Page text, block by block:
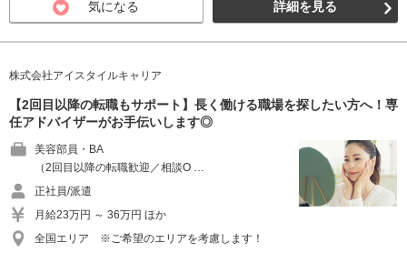
気になる 詳細を見る
株式会社アイスタイルキャリア
【2回目以降の転職もサポート】長く働ける職場を探したい方へ！専
任アドバイザーがお手伝いします◎
美容部員・BA
（2回目以降の転職歓迎／相談O …
正社員/派遣
月給23万円 ～ 36万円 ほか
全国エリア ※ご希望のエリアを考慮します！